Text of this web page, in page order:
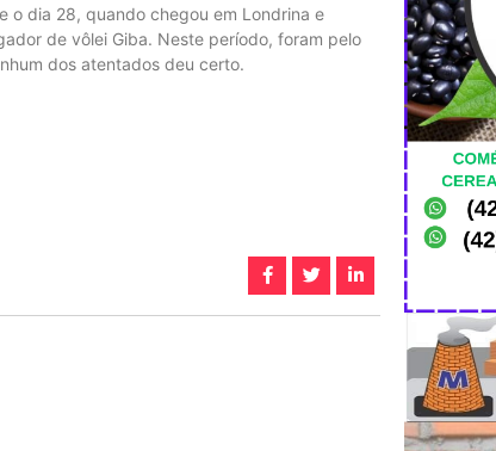
o dia 28, quando chegou em Londrina e
de vôlei Giba. Neste período, foram pelo
dos atentados deu certo.